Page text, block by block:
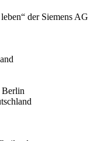
der Siemens AG
Berlin